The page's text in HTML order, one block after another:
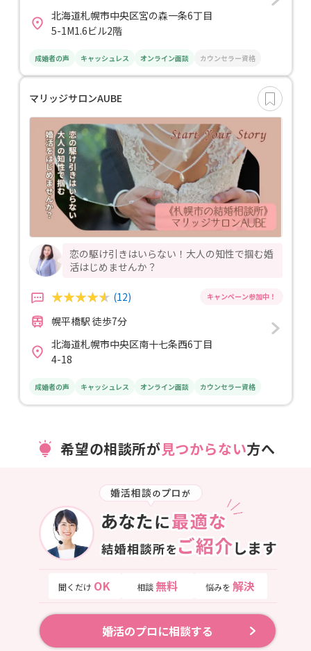
北海道札幌市中央区宮の森一条6丁目
5-1M1.6ビル2階
成婚者の声 キャッシュレス オンライン面談 カウンセラー資格
マリッジサロンAUBE
恋の駆け引きはいらない！大人の知性で掴む婚
活はじめませんか？
(12)
幌平橋駅 徒歩7分
北海道札幌市中央区南十七条西6丁目
4-18
成婚者の声 キャッシュレス オンライン面談 カウンセラー資格
希望の相談所が見つからない方へ
聞くだけ OK 相談 無料 悩みを 解決
婚活のプロに相談する